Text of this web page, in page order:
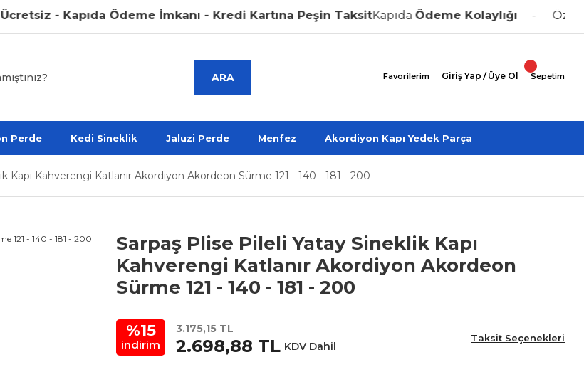
- Kapıda Ödeme İmkanı - Kredi Kartına Peşin Taksit KapıdaÖdeme Kolaylığı Özel
ARA Favorilerim Giriş Yap / Üye Ol Sepetim
Perde Kedi Sineklik Jaluzi Perde Menfez Akordiyon Kapı Yedek Parça
Kapı Kahverengi Katlanır Akordiyon Akordeon Sürme 121 - 140 - 181 - 200
Sarpaş Plise Pileli Yatay Sineklik Kapı
Kahverengi Katlanır Akordiyon Akordeon
Sürme 121 - 140 - 181 - 200
%15
indirim
3.175,15 TL
2.698,88 TL KDV Dahil
Taksit Seçenekleri